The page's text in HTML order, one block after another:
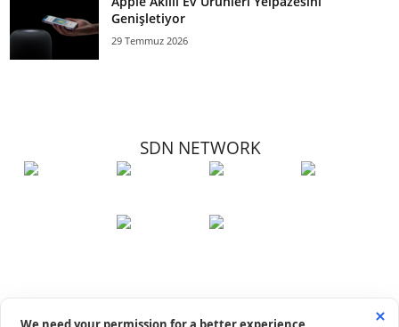
Genişletiyor
29 Temmuz 2026
SDN NETWORK